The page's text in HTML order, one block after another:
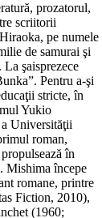
prozatorul,
scriitorii
pe numele
de samurai şi
La şaisprezece
Pentru a-şi
stricte, în
Yukio
Universităţii
roman,
în
Mishima începe
romane, printre
Fiction, 2010),
(1960;